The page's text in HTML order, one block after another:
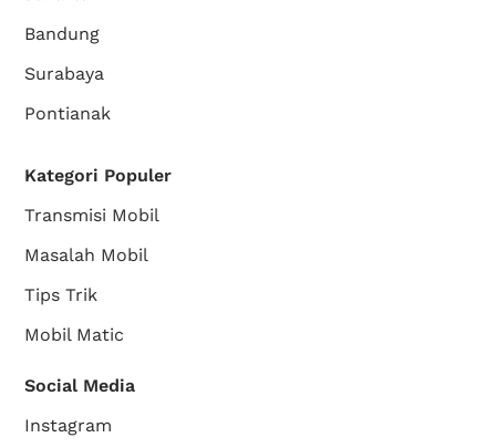
Bandung
Surabaya
Pontianak
Kategori Populer
Transmisi Mobil
Masalah Mobil
Tips Trik
Mobil Matic
Social Media
Instagram